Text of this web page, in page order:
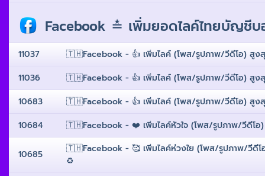
Facebook ≛ เพิ่มยอดไลค์ไทยบัญชี
11037
🇹🇭Facebook - 👍 เพิ่มไลค์ (โพส/รูปภาพ/วีดีโอ) สูงสุ
11036
🇹🇭Facebook - 👍 เพิ่มไลค์ (โพส/รูปภาพ/วีดีโอ) สูงสุ
10683
🇹🇭Facebook - 👍 เพิ่มไลค์ (โพส/รูปภาพ/วีดีโอ) สูงสุ
10684
🇹🇭Facebook - ❤️ เพิ่มไลค์หัวใจ (โพส/รูปภาพ/วีดีโอ)
10685
🇹🇭Facebook - 🥰 เพิ่มไลค์ห่วงใย (โพส/รูปภาพ/วีดีโ
♻️